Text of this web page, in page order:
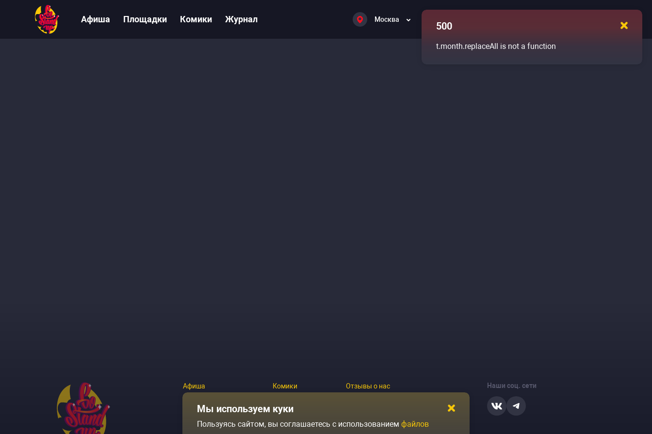
Афиша Площадки Комики Журнал Москва
Афиша
Площадки
Архив событий
Комики
Журнал
Контакты
Отзывы о нас
Политика конфиденциальности
Условия продажи
Наши соц. сети
500
t.month.replaceAll is not a function
Мы используем куки
Пользуясь сайтом, вы соглашаетесь с использованием файлов